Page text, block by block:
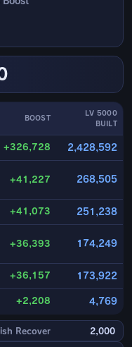
BOOST
LV 5000
BUILT
+326,728 2,428,592
+41,227 268,505
+41,073 251,238
+36,393 174,249
+36,157 173,922
+2,208 4,769
Recover 2,000